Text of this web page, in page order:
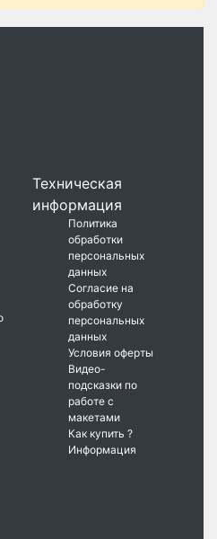
Техническая
информация
Политика
обработки
персональных
данных
Согласие на
обработку
персональных
данных
Условия оферты
Видео-
подсказки по
работе с
макетами
Как купить ?
Информация